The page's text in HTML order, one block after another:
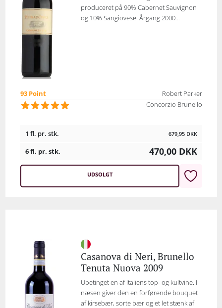
produceret på 90% Cabernet Sauvignon
og 10% Sangiovese. Årgang 2000...
93 Point
Robert Parker
Concorzio Brunello
1 fl. pr. stk. 679,95 DKK
6 fl. pr. stk. 470,00 DKK
UDSOLGT
Casanova di Neri, Brunello
Tenuta Nuova 2009
Ubetinget en af Italiens top- og kultvine. I
næsen giver den en forførende bouquet
af kirsebær, sorte bær og et let stænk af